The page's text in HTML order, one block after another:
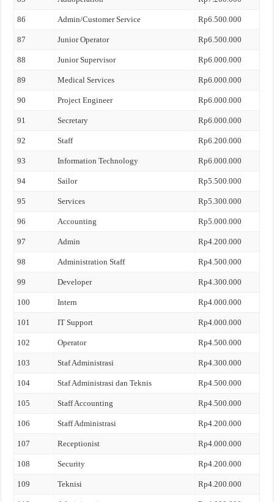
86 Admin/Customer Service Rp6.500.000
87 Junior Operator Rp6.500.000
88 Junior Supervisor Rp6.000.000
89 Medical Services Rp6.000.000
90 Project Engineer Rp6.000.000
91 Secretary Rp6.000.000
92 Staff Rp6.200.000
93 Information Technology Rp6.000.000
94 Sailor Rp5.500.000
95 Services Rp5.300.000
96 Accounting Rp5.000.000
97 Admin Rp4.200.000
98 Administration Staff Rp4.500.000
99 Developer Rp4.300.000
100 Intern Rp4.000.000
101 IT Support Rp4.000.000
102 Operator Rp4.500.000
103 Staf Administrasi Rp4.300.000
104 Staf Administrasi dan Teknis Rp4.500.000
105 Staff Accounting Rp4.500.000
106 Staff Administrasi Rp4.200.000
107 Receptionist Rp4.000.000
108 Security Rp4.200.000
109 Teknisi Rp4.200.000